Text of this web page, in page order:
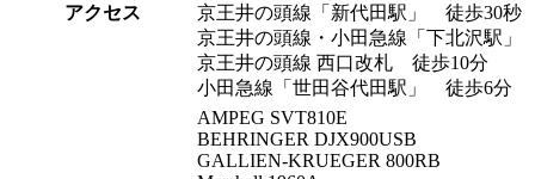
アクセス
京王井の頭線「新代田駅」 徒歩30秒
京王井の頭線・小田急線「下北沢駅」
京王井の頭線 西口改札 徒歩10分
小田急線「世田谷代田駅」 徒歩6分
AMPEG SVT810E
BEHRINGER DJX900USB
GALLIEN-KRUEGER 800RB